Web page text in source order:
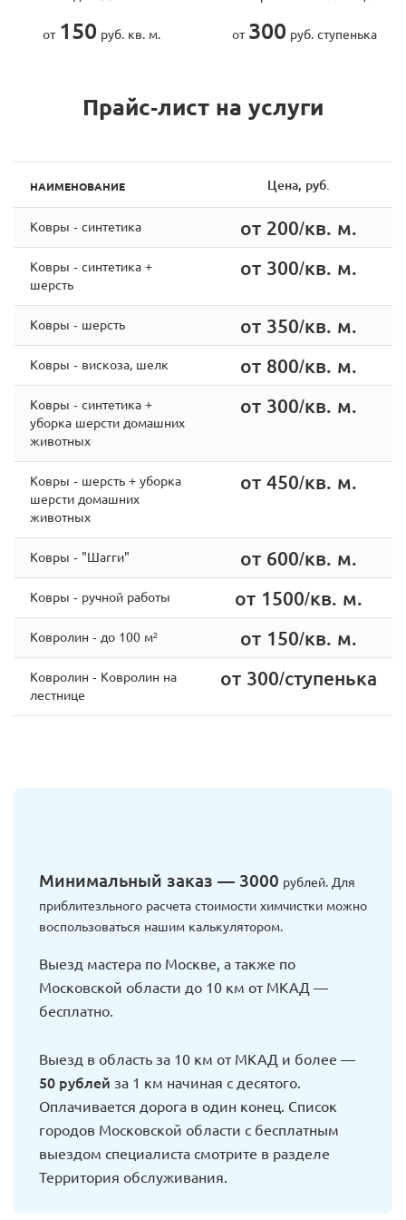
от 150 руб. кв. м. от 300 руб. ступенька
Прайс-лист на услуги
НАИМЕНОВАНИЕ Цена, руб.
Ковры - синтетика от 200/кв. м.
Ковры - синтетика +
шерсть
от 300/кв. м.
Ковры - шерсть от 350/кв. м.
Ковры - вискоза, шелк от 800/кв. м.
Ковры - cинтетика +
уборка шерсти домашних
животных
от 300/кв. м.
Ковры - шерсть + уборка
шерсти домашних
животных
от 450/кв. м.
Ковры - "Шагги" от 600/кв. м.
Ковры - ручной работы от 1500/кв. м.
Ковролин - до 100 м² от 150/кв. м.
Ковролин - Ковролин на
лестнице
от 300/ступенька
Минимальный заказ — 3000 рублей. Для
приблитезльного расчета стоимости химчистки можно
воспользоваться нашим калькулятором.
Выезд мастера по Москве, а также по
Московской области до 10 км от МКАД —
бесплатно.
Выезд в область за 10 км от МКАД и более —
50 рублей за 1 км начиная с десятого.
Оплачивается дорога в один конец. Список
городов Московской области с бесплатным
выездом специалиста смотрите в разделе
Территория обслуживания.